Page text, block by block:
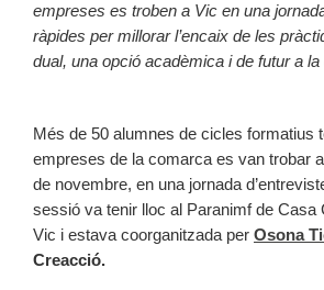
empreses es troben a Vic en una
ràpides per millorar l’encaix de les
dual, una opció acadèmica i de futur a
Més de 50 alumnes de cicles formatius
empreses de la comarca es van trobar
de novembre, en una jornada
sessió va tenir lloc al Paranimf de Casa
Vic i estava coorganitzada per Osona
Creacció.